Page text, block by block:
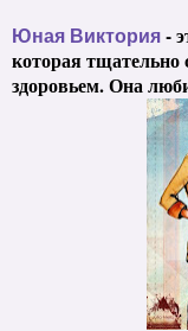
Юная Виктория -
которая тщательно
здоровьем. Она